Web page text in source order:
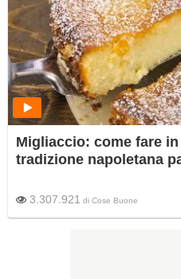
Migliaccio: come fare
tradizione napoletana
3.307.921 di Cose Buone